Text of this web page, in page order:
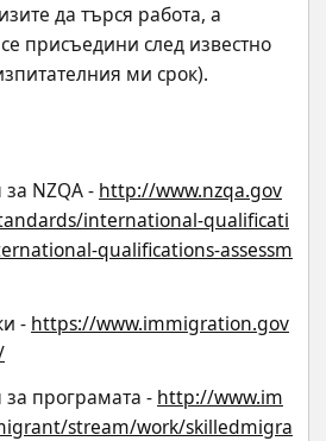
да търся работа, а
присъедини след известно
ми срок).
NZQA - http://www.nzqa.gov
international-qualificati
qualifications-assessm
- https://www.immigration.gov
програмата - http://www.im
stream/work/skilledmigra